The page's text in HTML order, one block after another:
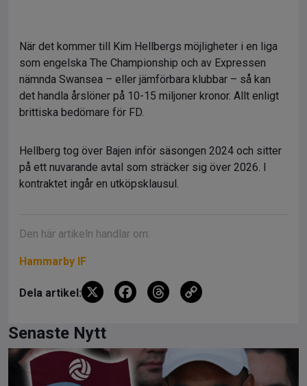
När det kommer till Kim Hellbergs möjligheter i en liga
som engelska The Championship och av Expressen
nämnda Swansea – eller jämförbara klubbar – så kan
det handla årslöner på 10-15 miljoner kronor. Allt enligt
brittiska bedömare för FD.
Hellberg tog över Bajen inför säsongen 2024 och sitter
på ett nuvarande avtal som sträcker sig över 2026. I
kontraktet ingår en utköpsklausul.
Den här artikeln handlar om:
Hammarby IF
Dela artikel: X
F
b
o
T
a
d
Li
n
Senaste Nytt